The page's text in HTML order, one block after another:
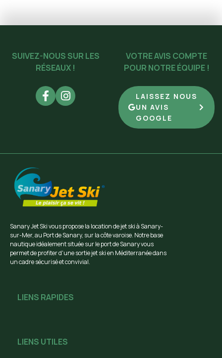
SUIVEZ-NOUS SUR LES
RÉSEAUX !
VOTRE AVIS COMPTE
POUR NOTRE ÉQUIPE !
LAISSEZ NOUS
UN AVIS
GOOGLE
Sanary Jet Ski vous propose la location de jet ski à Sanary-
sur-Mer, au Port de Sanary, sur la côte varoise. Notre base
nautique idéalement située sur le port de Sanary vous
permet de profiter d'une sortie jet ski en Méditerranée dans
un cadre sécurisé et convivial.
LIENS RAPIDES
LIENS UTILES